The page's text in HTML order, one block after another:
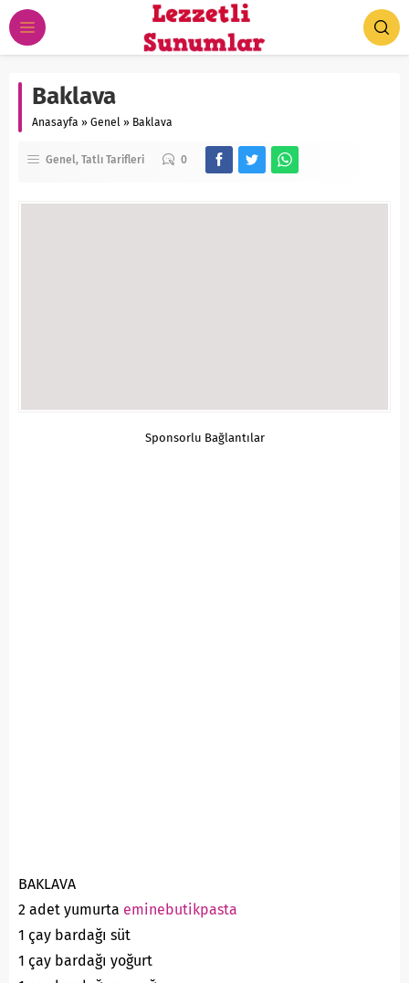
Baklava
Anasayfa » Genel » Baklava
Genel Tatlı Tarifleri 0
Sponsorlu Bağlantılar
BAKLAVA
2 adet yumurta eminebutikpasta
1 çay bardağı süt
1 çay bardağı yoğurt